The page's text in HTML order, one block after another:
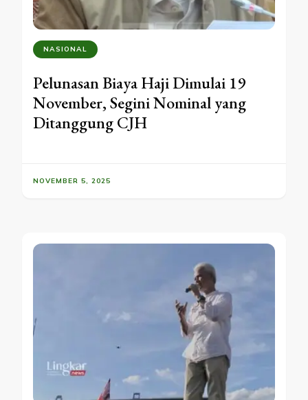
NASIONAL
Pelunasan Biaya Haji Dimulai 19
November, Segini Nominal yang
Ditanggung CJH
NOVEMBER 5, 2025